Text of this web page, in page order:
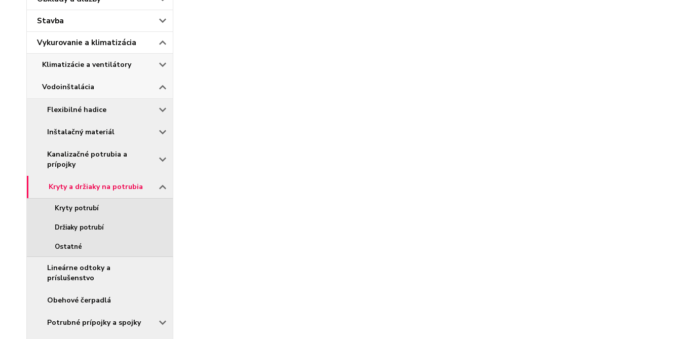
Stavba
Vykurovanie a klimatizácia
Klimatizácie a ventilátory
Vodoinštalácia
Flexibilné hadice
Inštalačný materiál
Kanalizačné potrubia a
prípojky
Kryty a držiaky na potrubia
Kryty potrubí
Držiaky potrubí
Ostatné
Lineárne odtoky a
príslušenstvo
Obehové čerpadlá
Potrubné prípojky a spojky